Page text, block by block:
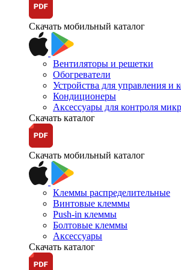
Скачать мобильный каталог
Вентиляторы и решетки
Обогреватели
Устройства для управления и
Кондиционеры
Аксессуары для контроля
Скачать каталог
Скачать мобильный каталог
Клеммы распределительные
Винтовые клеммы
Push-in клеммы
Болтовые клеммы
Аксессуары
Скачать каталог